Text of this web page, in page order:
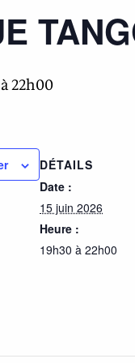
à22h00
DÉTAILS
Date :
15 juin 2026
Heure :
19h30 à 22h00